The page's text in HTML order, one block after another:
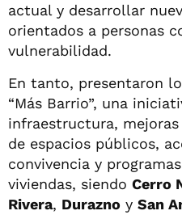
actual y desarrollar
orientados a personas
vulnerabilidad.
En tanto, presentaron
“Más Barrio”, una
infraestructura,
de espacios públicos,
convivencia y
viviendas, siendo Cerro
Rivera, Durazno y San